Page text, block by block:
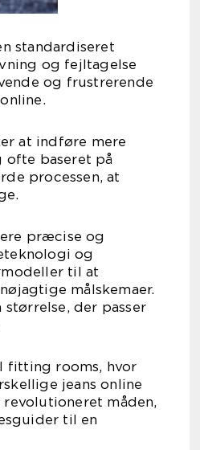
standardiseret
og fejltagelse
og frustrerende
at indføre mere
ofte baseret på
processen, at
præcise og
og
til at
målskemaer.
der passer
fitting rooms, hvor
jeans online
måden,
til en